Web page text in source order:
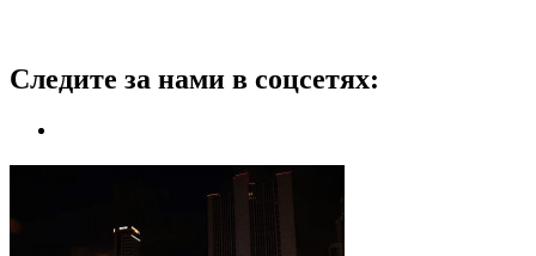
Следите за нами в соцсетях: